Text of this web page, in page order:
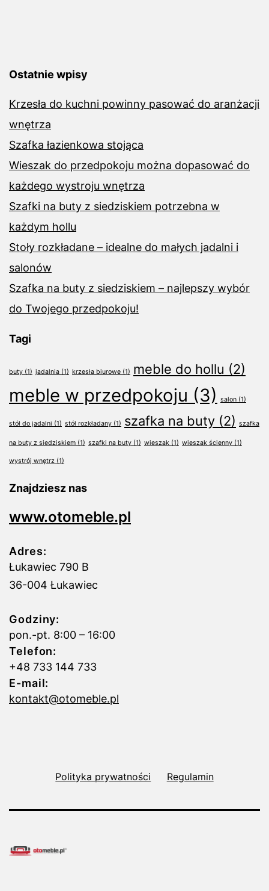
Ostatnie wpisy
Krzesła do kuchni powinny pasować do aranżacji
wnętrza
Szafka łazienkowa stojąca
Wieszak do przedpokoju można dopasować do
każdego wystroju wnętrza
Szafki na buty z siedziskiem potrzebna w
każdym hollu
Stoły rozkładane – idealne do małych jadalni i
salonów
Szafka na buty z siedziskiem – najlepszy wybór
do Twojego przedpokoju!
Tagi
buty (1) jadalnia (1) krzesła biurowe (1) meble do hollu (2)
meble w przedpokoju (3) salon (1)
stół do jadalni (1) stół rozkładany (1) szafka na buty (2) szafka
na buty z siedziskiem (1) szafki na buty (1) wieszak (1) wieszak ścienny (1)
wystrój wnętrz (1)
Znajdziesz nas
www.otomeble.pl
Adres:
Łukawiec 790 B
36-004 Łukawiec
Godziny:
pon.-pt. 8:00 – 16:00
Telefon:
+48 733 144 733
E-mail:
kontakt@otomeble.pl
Polityka prywatności Regulamin